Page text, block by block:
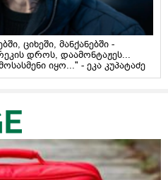
ციხეში, მანქანებში -
დროს, დაამონტაჟეს...
იყო..." - ეკა კუპატაძე